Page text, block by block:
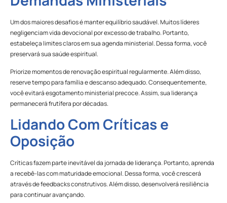
Um dos maiores desafios é manter equilíbrio saudável. Muitos líderes
negligenciam vida devocional por excesso de trabalho. Portanto,
estabeleça limites claros em sua agenda ministerial. Dessa forma, você
preservará sua saúde espiritual.
Priorize momentos de renovação espiritual regularmente. Além disso,
reserve tempo para família e descanso adequado. Consequentemente,
você evitará esgotamento ministerial precoce. Assim, sua liderança
permanecerá frutífera por décadas.
Lidando Com Críticas e
Oposição
Críticas fazem parte inevitável da jornada de liderança. Portanto, aprenda
a recebê-las com maturidade emocional. Dessa forma, você crescerá
através de feedbacks construtivos. Além disso, desenvolverá resiliência
para continuar avançando.